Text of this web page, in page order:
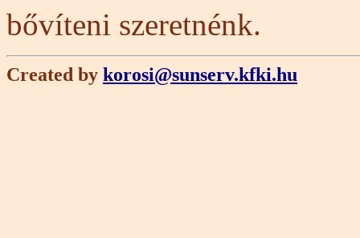
bővíteni szeretnénk.
Created by korosi@sunserv.kfki.hu